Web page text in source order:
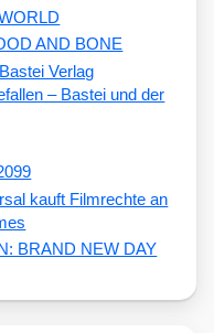
AND BONE
– Bastei und der
kauft Filmrechte an
BRAND NEW DAY